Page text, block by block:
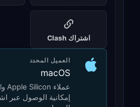
اشتراك Clash
العميل المحدد
macOS
إمكانية الوصول عبر